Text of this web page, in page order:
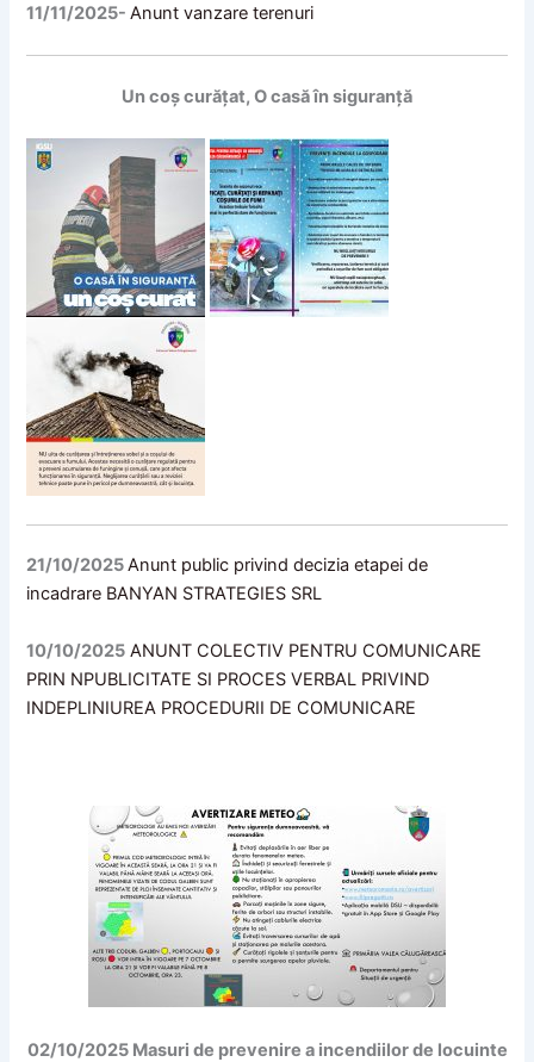
11/11/2025-Anunt vanzare terenuri
Un coș curățat, O casă în siguranță
21/10/2025Anunt public privind decizia etapei de
incadrare BANYAN STRATEGIES SRL
10/10/2025 ANUNT COLECTIV PENTRU COMUNICARE
PRIN NPUBLICITATE SI PROCES VERBAL PRIVIND
INDEPLINIUREA PROCEDURII DE COMUNICARE
02/10/2025 Masuri de prevenire a incendiilor de locuinte